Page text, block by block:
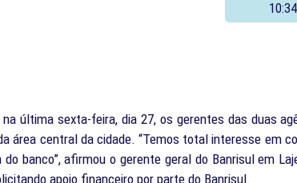
última sexta-feira, dia 27, os gerentes das duas
área central da cidade. “Temos total interesse em
banco”, afirmou o gerente geral do Banrisul em
apoio financeiro por parte do Banrisul.